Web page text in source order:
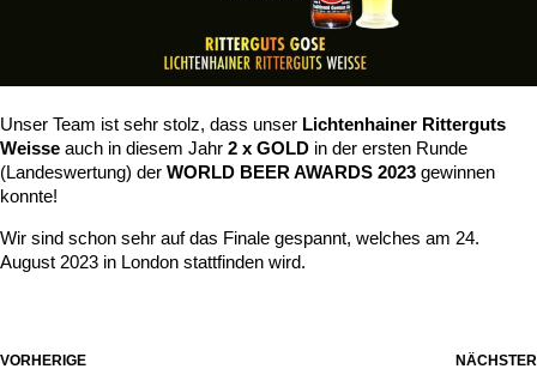
Unser Team ist sehr stolz, dass unser Lichtenhainer Ritterguts
Weisse auch in diesem Jahr 2 x GOLD in der ersten Runde
(Landeswertung) der WORLD BEER AWARDS 2023 gewinnen
konnte!
Wir sind schon sehr auf das Finale gespannt, welches am 24.
August 2023 in London stattfinden wird.
VORHERIGE NÄCHSTER